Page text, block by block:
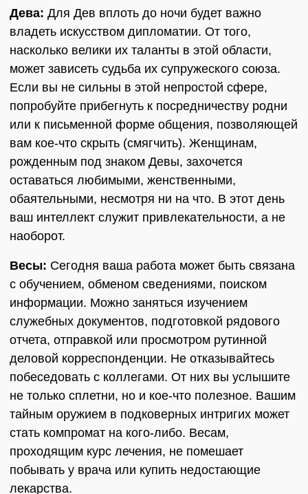
Дева: Для Дев вплоть до ночи будет важно
владеть искусством дипломатии. От того,
насколько велики их таланты в этой области,
может зависеть судьба их супружеского союза.
Если вы не сильны в этой непростой сфере,
попробуйте прибегнуть к посредничеству родни
или к письменной форме общения, позволяющей
вам кое-что скрыть (смягчить). Женщинам,
рожденным под знаком Девы, захочется
оставаться любимыми, женственными,
обаятельными, несмотря ни на что. В этот день
ваш интеллект служит привлекательности, а не
наоборот.
Весы: Сегодня ваша работа может быть связана
с обучением, обменом сведениями, поиском
информации. Можно заняться изучением
служебных документов, подготовкой рядового
отчета, отправкой или просмотром рутинной
деловой корреспонденции. Не отказывайтесь
побеседовать с коллегами. От них вы услышите
не только сплетни, но и кое-что полезное. Вашим
тайным оружием в подковерных интригих может
стать компромат на кого-либо. Весам,
проходящим курс лечения, не помешает
побывать у врача или купить недостающие
лекарства.